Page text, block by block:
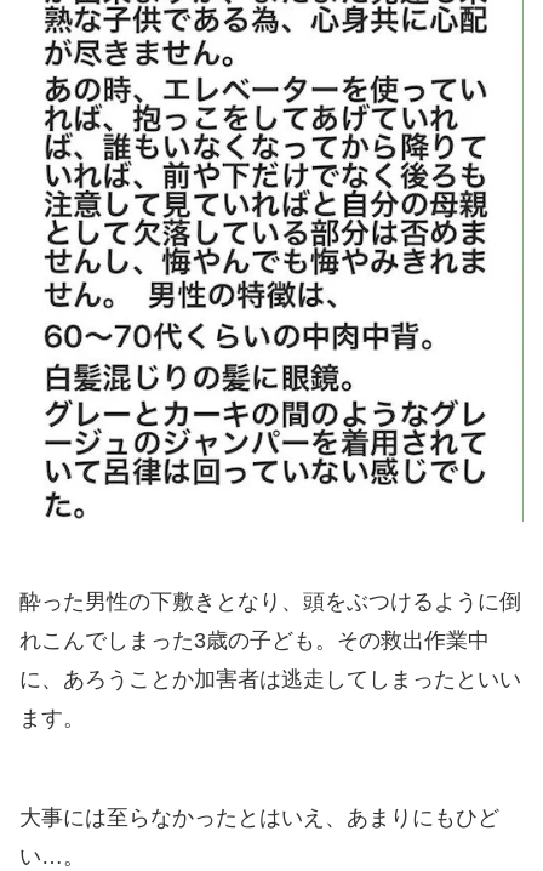
酔った男性の下敷きとなり、頭をぶつけるように倒
れこんでしまった3歳の子ども。その救出作業中
に、あろうことか加害者は逃走してしまったといい
ます。
大事には至らなかったとはいえ、あまりにもひど
い…。